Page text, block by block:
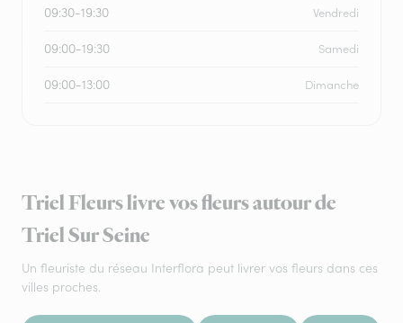
09:30-19:30 Vendredi
09:00-19:30 Samedi
09:00-13:00 Dimanche
Triel Fleurs livre vos fleurs autour de
Triel Sur Seine
Un fleuriste du réseau Interflora peut livrer vos fleurs dans ces
villes proches.